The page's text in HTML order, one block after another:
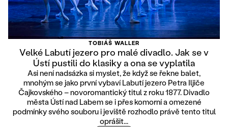
TOBIÁŠ WALLER
Velké Labutí jezero pro malé divadlo. Jak se v
Ústí pustili do klasiky a ona se vyplatila
Asi není nadsázka si myslet, že když se řekne balet,
mnohým se jako první vybaví Labutí jezero Petra Iljiče
Čajkovského – novoromantický titul z roku 1877. Divadlo
města Ústí nad Labem se i přes komorní a omezené
podmínky svého souboru i jeviště rozhodlo právě tento titul
oprášit...